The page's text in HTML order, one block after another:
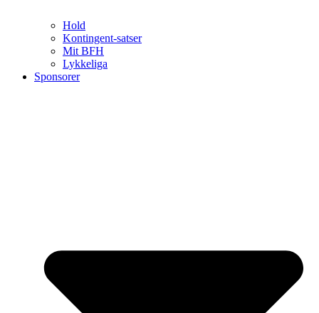
Hold
Kontingent-satser
Mit BFH
Lykkeliga
Sponsorer